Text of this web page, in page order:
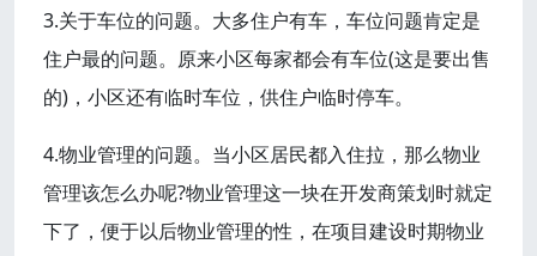
3.关于车位的问题。大多住户有车，车位问题肯定是
住户最的问题。原来小区每家都会有车位(这是要出售
的)，小区还有临时车位，供住户临时停车。
4.物业管理的问题。当小区居民都入住拉，那么物业
管理该怎么办呢?物业管理这一块在开发商策划时就定
下了，便于以后物业管理的性，在项目建设时期物业